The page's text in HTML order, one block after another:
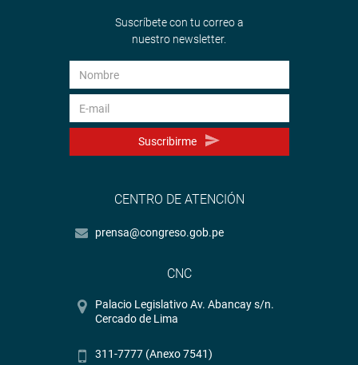
Suscríbete con tu correo a
nuestro newsletter.
Suscribirme
CENTRO DE ATENCIÓN
prensa@congreso.gob.pe
CNC
Palacio Legislativo Av. Abancay s/n.
Cercado de Lima
311-7777 (Anexo 7541)